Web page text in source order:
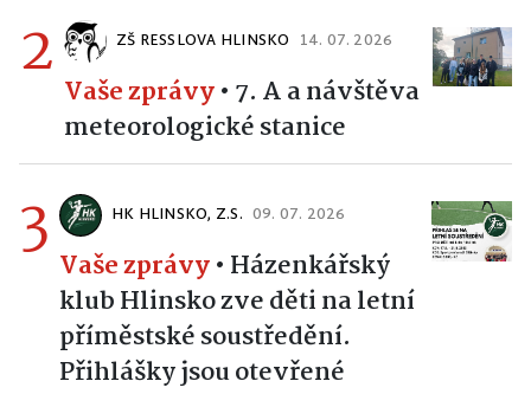
2 ZŠ RESSLOVA HLINSKO 14. 07. 2026
Vaše zprávy• 7. A a návštěva
meteorologické stanice
3 HK HLINSKO, Z.S. 09. 07. 2026
Vaše zprávy• Házenkářský
klub Hlinsko zve děti na letní
příměstské soustředění.
Přihlášky jsou otevřené